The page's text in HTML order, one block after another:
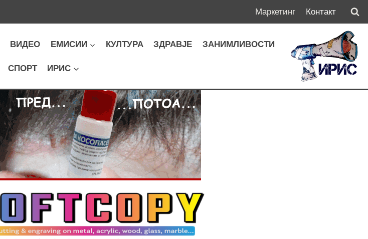
Маркетинг Контакт
ВИДЕО ЕМИСИИ КУЛТУРА ЗДРАВЈЕ ЗАНИМЛИВОСТИ
СПОРТ ИРИС